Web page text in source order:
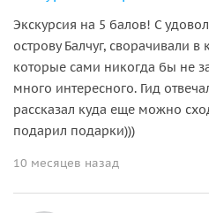
Экскурсия на 5 балов! С
острову Балчуг, сворачивали
которые сами никогда бы не
много интересного. Гид
рассказал куда еще можно
подарил подарки)))
10 месяцев назад